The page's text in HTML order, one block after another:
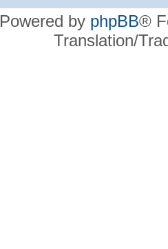
Powered by phpBB®
Translation/